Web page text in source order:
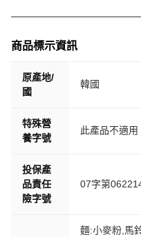
商品標示資訊
原產地/
國
韓國
特殊營
養字號
此產品不適用
投保產
品責任
險字號
07字第
麵:小麥粉,馬